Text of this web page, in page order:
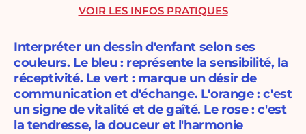
Interpréter un dessin d'enfant selon ses
couleurs. Le bleu : représente la sensibilité, la
réceptivité. Le vert : marque un désir de
communication et d'échange. L'orange : c'est
un signe de vitalité et de gaîté. Le rose : c'est
la tendresse, la douceur et l'harmonie
VOIR LES INFOS PRATIQUES